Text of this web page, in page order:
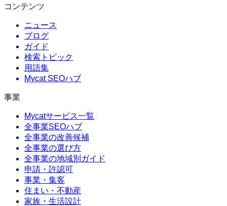
コンテンツ
ニュース
ブログ
ガイド
検索トピック
用語集
Mycat SEOハブ
事業
Mycatサービス一覧
全事業SEOハブ
全事業の改善候補
全事業の選び方
全事業の地域別ガイド
申請・許認可
事業・集客
住まい・不動産
家族・生活設計